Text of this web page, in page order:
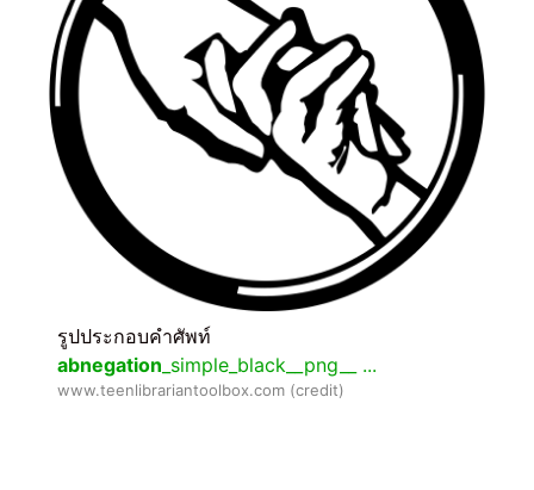
รูปประกอบคำศัพท์
abnegation _simple_black__png__ ...
www.teenlibrariantoolbox.com (credit)